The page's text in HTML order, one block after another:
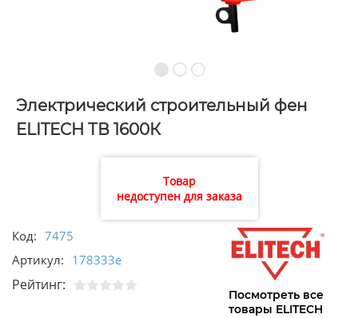
Электрический строительный фен
ELITECH ТВ 1600К
Товар
недоступен для заказа
Код: 7475
Артикул: 178333e
Рейтинг:
Посмотреть все
товары ELITECH